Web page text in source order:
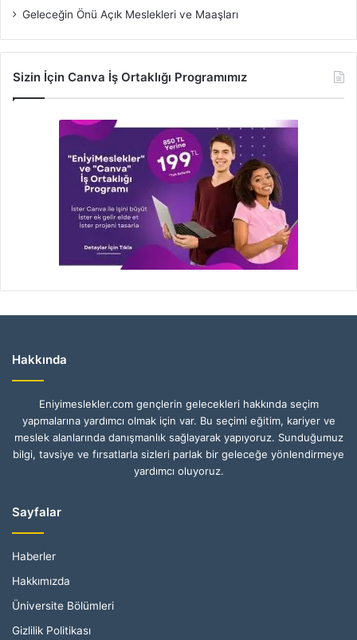
Geleceğin Önü Açık Meslekleri ve Maaşları
Sizin İçin Canva İş Ortaklığı Programımız
Hakkında
Eniyimeslekler.com gençlerin gelecekleri hakkında seçim
yapmalarına yardımcı olmak için var. Bu seçimi eğitim, kariyer ve
meslek alanlarında danışmanlık sağlayarak yapıyoruz. Sunduğumuz
bilgi, tavsiye ve fırsatlarla sizleri parlak bir geleceğe yönlendirmeye
yardımcı oluyoruz.
Sayfalar
Haberler
Hakkımızda
Üniversite Bölümleri
Gizlilik Politikası